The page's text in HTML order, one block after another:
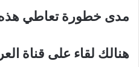
مدى خطورة تعاطي
هنالك لقاء على قناة